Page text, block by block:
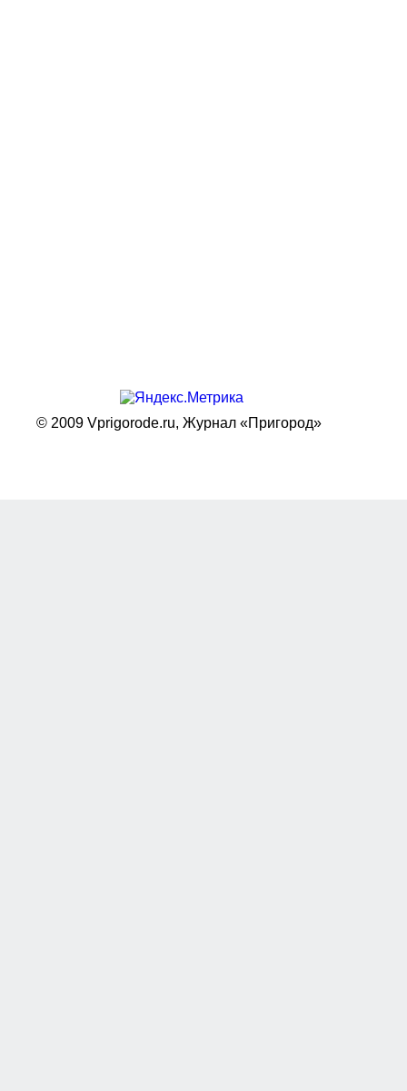
© 2009 Vprigorode.ru, Журнал «Пригород»